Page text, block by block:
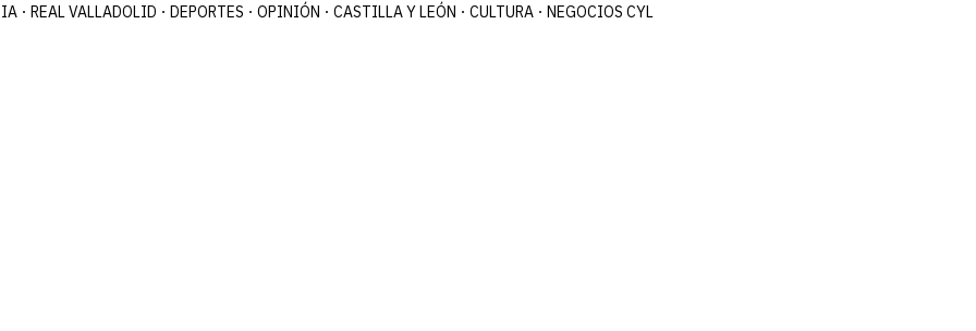
REAL VALLADOLID DEPORTES OPINIÓN CASTILLA Y LEÓN CULTURA NEGOCIOS CYL